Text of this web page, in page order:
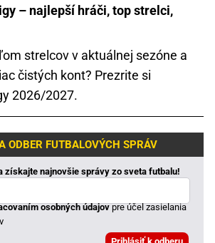
– najlepší hráči, top strelci,
strelcov v aktuálnej sezóne a
čistých kont? Prezrite si
2026/2027.
ODBER FUTBALOVÝCH SPRÁV
získajte najnovšie správy zo sveta futbalu!
osobných údajovpre účel zasielania